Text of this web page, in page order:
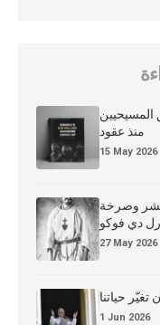
المسيحيين
منذ عقود
15 May 2026
عشر وصرخة
دي فوكو
27 May 2026
تغيّر حياتنا
1 Jun 2026